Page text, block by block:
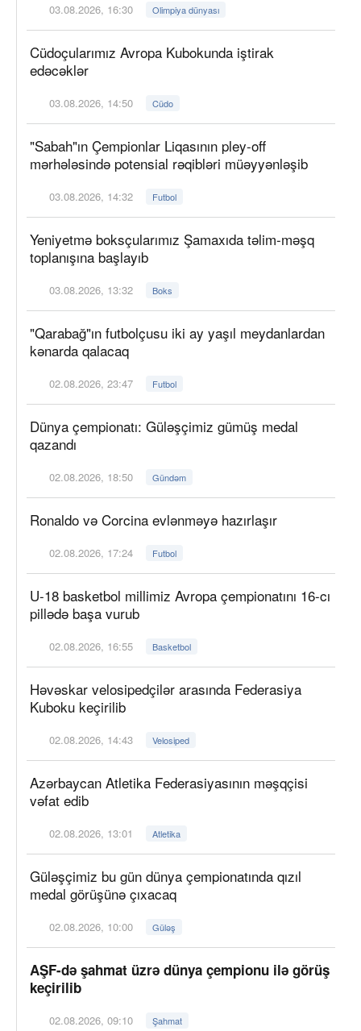
03.08.2026, 16:30 Olimpiya dünyası
Cüdoçularımız Avropa Kubokunda iştirak
edəcəklər
03.08.2026, 14:50 Cüdo
"Sabah"ın Çempionlar Liqasının pley-off
mərhələsində potensial rəqibləri müəyyənləşib
03.08.2026, 14:32 Futbol
Yeniyetmə boksçularımız Şamaxıda təlim-məşq
toplanışına başlayıb
03.08.2026, 13:32 Boks
"Qarabağ"ın futbolçusu iki ay yaşıl meydanlardan
kənarda qalacaq
02.08.2026, 23:47 Futbol
Dünya çempionatı: Güləşçimiz gümüş medal
qazandı
02.08.2026, 18:50 Gündəm
Ronaldo və Corcina evlənməyə hazırlaşır
02.08.2026, 17:24 Futbol
U-18 basketbol millimiz Avropa çempionatını 16-cı
pillədə başa vurub
02.08.2026, 16:55 Basketbol
Həvəskar velosipedçilər arasında Federasiya
Kuboku keçirilib
02.08.2026, 14:43 Velosiped
Azərbaycan Atletika Federasiyasının məşqçisi
vəfat edib
02.08.2026, 13:01 Atletika
Güləşçimiz bu gün dünya çempionatında qızıl
medal görüşünə çıxacaq
02.08.2026, 10:00 Güləş
AŞF-də şahmat üzrə dünya çempionu ilə görüş
keçirilib
02.08.2026, 09:10 Şahmat